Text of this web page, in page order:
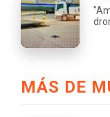
MÁS DE